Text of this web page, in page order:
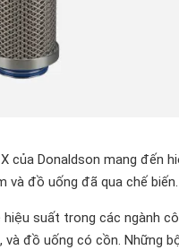
của Donaldson mang đến
và đồ uống đã qua chế biến.
suất trong các ngành
đồ uống có cồn. Những